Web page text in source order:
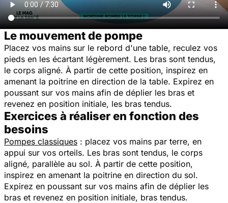
Le mouvement de pompe
Placez vos mains sur le rebord d'une table, reculez vos
pieds en les écartant légèrement. Les bras sont tendus,
le corps aligné. À partir de cette position, inspirez en
amenant la poitrine en direction de la table. Expirez en
poussant sur vos mains afin de déplier les bras et
revenez en position initiale, les bras tendus.
Exercices à réaliser en fonction des
besoins
Pompes classiques : placez vos mains par terre, en
appui sur vos orteils. Les bras sont tendus, le corps
aligné, parallèle au sol. À partir de cette position,
inspirez en amenant la poitrine en direction du sol.
Expirez en poussant sur vos mains afin de déplier les
bras et revenez en position initiale, bras tendus.